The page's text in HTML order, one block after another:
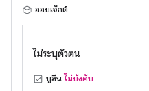
ออบเจ็กต์
ไม่ระบุตัวตน
บูลีน ไม่บังคับ